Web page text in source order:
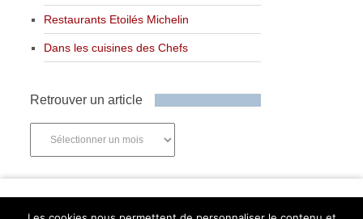
Restaurants Etoilés Michelin
Dans les cuisines des Chefs
Retrouver un article